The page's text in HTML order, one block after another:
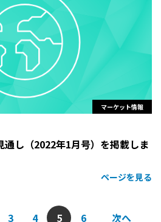
マーケット情報
し（2022年1月号）を掲載しま
ページを見る
3 4 5 6 次へ